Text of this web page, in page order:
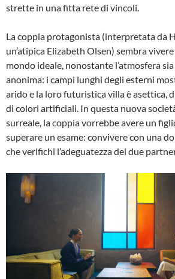
strette in una fitta rete di vincoli.
La coppia protagonista (interpretata da
un’atipica Elizabeth Olsen) sembra
mondo ideale, nonostante l’atmosfera
anonima: i campi lunghi degli esterni
arido e la loro futuristica villa è asettica,
di colori artificiali. In questa nuova
surreale, la coppia vorrebbe avere un
superare un esame: convivere con una
che verifichi l’adeguatezza dei due